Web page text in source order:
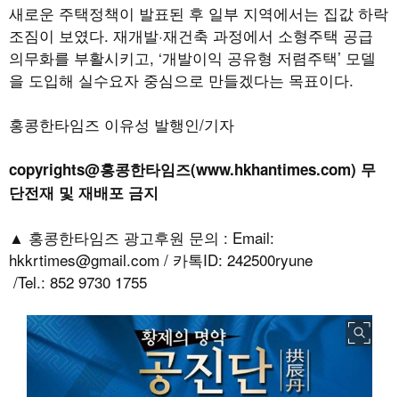
새로운 주택정책이 발표된 후 일부 지역에서는 집값 하락
조짐이 보였다. 재개발·재건축 과정에서 소형주택 공급
의무화를 부활시키고, ‘개발이익 공유형 저렴주택’ 모델
을 도입해 실수요자 중심으로 만들겠다는 목표이다.
홍콩한타임즈 이유성 발행인/기자
copyrights@홍콩한타임즈(www.hkhantimes.com) 무
단전재 및 재배포 금지
▲ 홍콩한타임즈 광고후원 문의 : Email:
hkkrtimes@gmail.com / 카톡ID: 242500ryune
/Tel.: 852 9730 1755